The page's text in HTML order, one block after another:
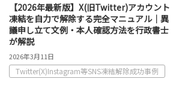
【2026年最新版】X(旧Twitter)アカウント
凍結を自力で解除する完全マニュアル｜異
議申し立て文例・本人確認方法を行政書士
が解説
2026年3月11日
Twitter(X)Instagram等SNS凍結解除成功事例